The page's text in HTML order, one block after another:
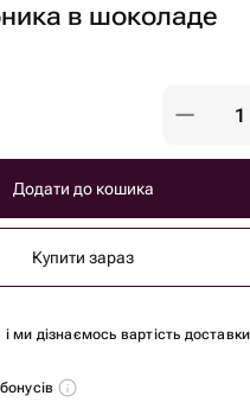
в шоколаде
Додати до кошика
Купити зараз
і ми дізнаємось вартість доставки